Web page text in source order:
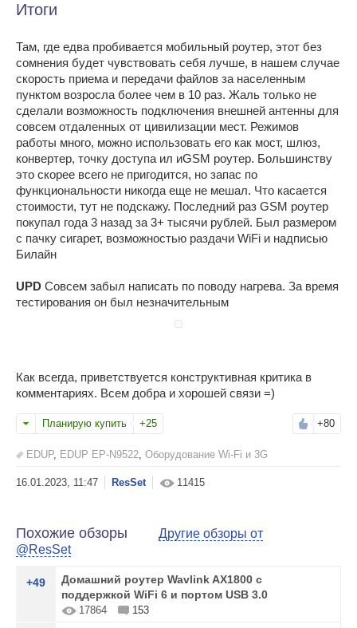
Итоги
Там, где едва пробивается мобильный роутер, этот без
сомнения будет чувствовать себя лучше, в нашем случае
скорость приема и передачи файлов за населенным
пунктом возросла более чем в 10 раз. Жаль только не
сделали возможность подключения внешней антенны для
совсем отдаленных от цивилизации мест. Режимов
работы много, можно использовать его как мост, шлюз,
конвертер, точку доступа ил иGSM роутер. Большинству
это скорее всего не пригодится, но запас по
функциональности никогда еще не мешал. Что касается
стоимости, тут не подскажу. Последний раз GSM роутер
покупал года 3 назад за 3+ тысячи рублей. Был размером
с пачку сигарет, возможностью раздачи WiFi и надписью
Билайн
UPD Совсем забыл написать по поводу нагрева. За время
тестирования он был незначительным
Как всегда, приветствуется конструктивная критика в
комментариях. Всем добра и хорошей связи =)
Планирую купить +25 +80
EDUP, EDUP EP-N9522, Оборудование Wi-Fi и 3G
ResSet 11415
Похожие обзоры
Другие обзоры от
@ResSet
+49
Домашний роутер Wavlink AX1800 с
поддержкой WiFi 6 и портом USB 3.0
17864 153